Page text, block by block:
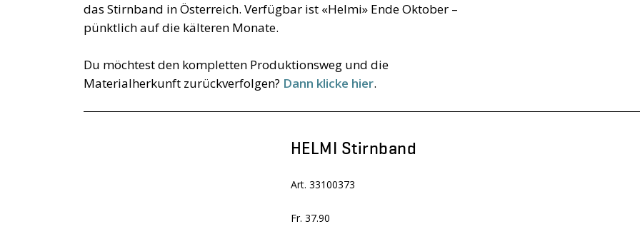
das Stirnband in Österreich. Verfügbar ist «Helmi» Ende Oktober –
pünktlich auf die kälteren Monate.
Du möchtest den kompletten Produktionsweg und die
Materialherkunft zurückverfolgen? Dann klicke hier.
HELMI Stirnband
Art. 33100373
Fr. 37.90